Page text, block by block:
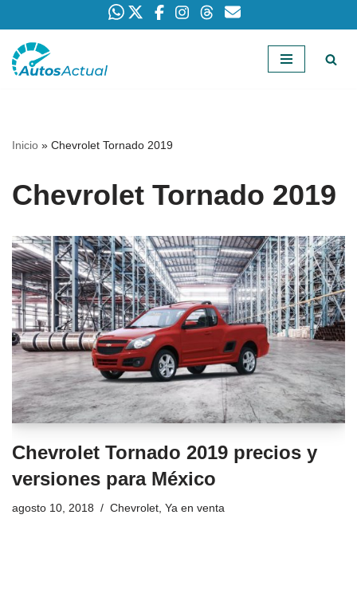
Saltar
Inicio » Chevrolet Tornado 2019
Chevrolet Tornado 2019
Chevrolet Tornado 2019 precios y
versiones para México
agosto 10, 2018 Chevrolet, Ya en venta